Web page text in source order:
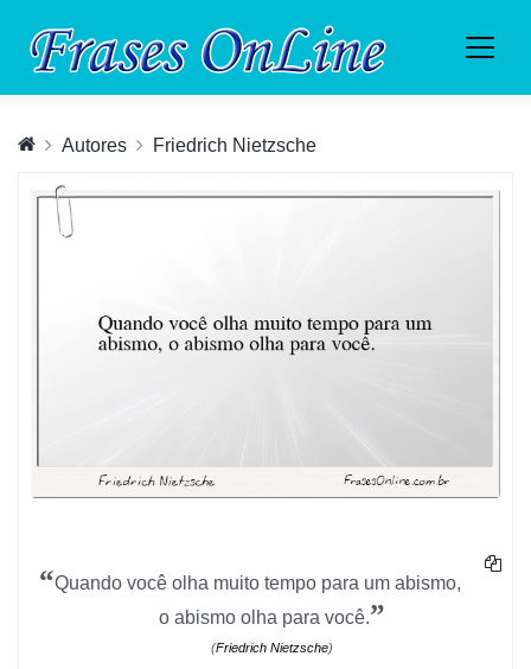
Autores Friedrich Nietzsche
“Quando você olha muito tempo para um abismo,
o abismo olha para você.”
(Friedrich Nietzsche)